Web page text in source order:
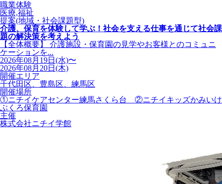
職業体験
医療,福祉
提案(地域・社会課題型)
介護、保育を体験して学ぶ！社会を支える仕事を通じて社会課
題の解決策を考えよう
【全体概要】 介護施設・保育園の見学やお客様とのコミュニ
ケーションを...
2026年08月19日(水)〜
2026年08月20日(木)
開催エリア
千代田区、豊島区、練馬区
開催場所
①ニチイケアセンター練馬さくら台 ②ニチイキッズかみいけ
ぶくろ保育園
主催
株式会社ニチイ学館